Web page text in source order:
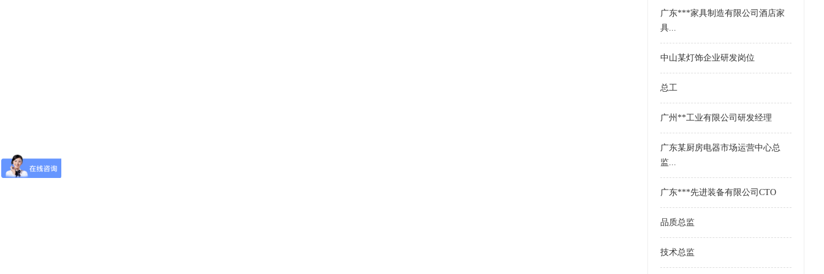
广东***家具制造有限公司酒店家
具...
中山某灯饰企业研发岗位
总工
广州**工业有限公司研发经理
广东某厨房电器市场运营中心总
监...
广东***先进装备有限公司CTO
品质总监
技术总监